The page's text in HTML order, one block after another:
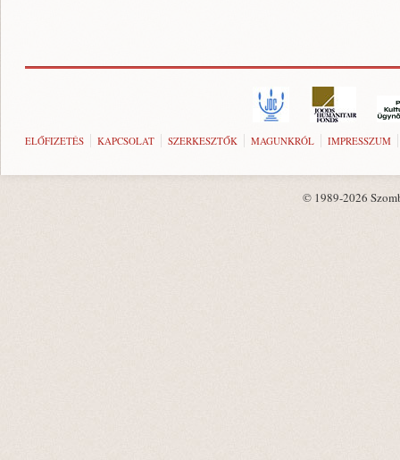
ELŐFIZETÉS KAPCSOLAT SZERKESZTŐK MAGUNKRÓL IMPRESSZUM
© 1989-2026